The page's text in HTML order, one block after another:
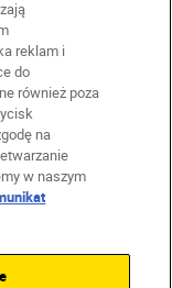
Dostępność
reklam i
do
również poza
na
w naszym